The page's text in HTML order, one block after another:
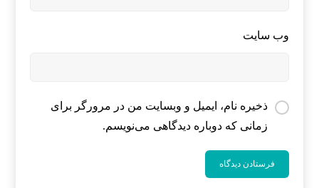
وب‌ سایت
ذخیره نام، ایمیل و وبسایت من در مرورگر برای
زمانی که دوباره دیدگاهی می‌نویسم.